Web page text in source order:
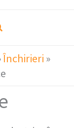
Închirieri »